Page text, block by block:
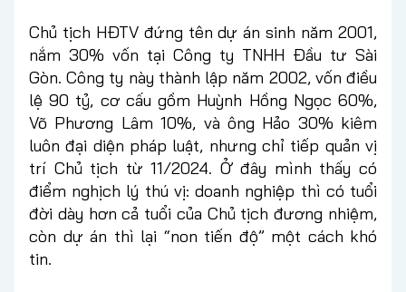
Chủ tịch HĐTV đứng tên dự án sinh năm 2001,
nắm 30% vốn tại Công ty TNHH Đầu tư Sài
Gòn. Công ty này thành lập năm 2002, vốn điều
lệ 90 tỷ, cơ cấu gồm Huỳnh Hồng Ngọc 60%,
Võ Phương Lâm 10%, và ông Hảo 30% kiêm
luôn đại diện pháp luật, nhưng chỉ tiếp quản vị
trí Chủ tịch từ 11/2024. Ở đây mình thấy có
điểm nghịch lý thú vị: doanh nghiệp thì có tuổi
đời dày hơn cả tuổi của Chủ tịch đương nhiệm,
còn dự án thì lại “non tiến độ” một cách khó
tin.